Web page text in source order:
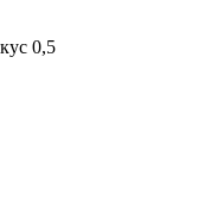
0,5